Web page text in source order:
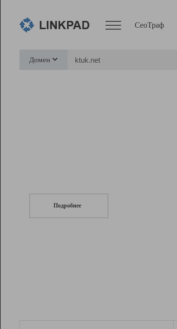
СеоТраф
Домен
Подробнее